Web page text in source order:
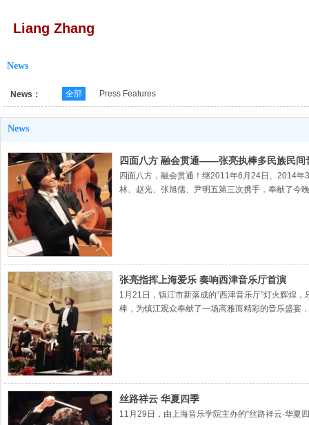
Liang Zhang
News
News： 全部 Press Features
News
四面八方 融会贯通——张亮执棒多民族民间
四面八方，融会贯通！继2011年6月24日、2014
林、赵光、张旭儒、尹明五第三次携手，奉献了今
张亮指挥上海爱乐 奏响西津音乐厅首演
1月21日，镇江市新落成的“西津音乐厅”灯火辉煌
棒，为镇江观众奉献了一场高雅而精彩的音乐盛宴
丝路祥云 华夏四季
11月29日，由上海音乐学院主办的“丝路祥云·华夏